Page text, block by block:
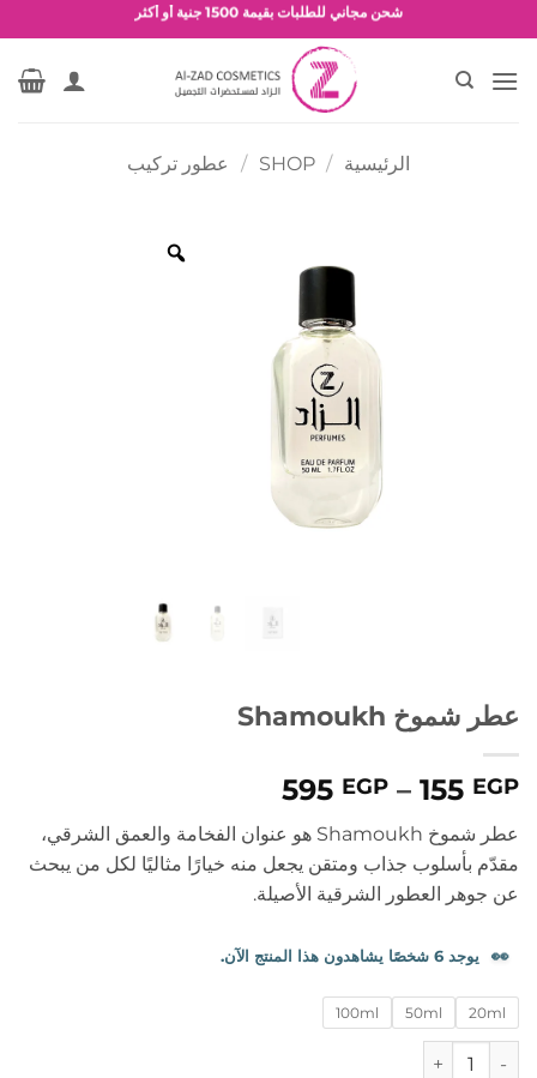
للمحتوى
شحن مجاني للطلبات بقيمة 1500 جنية أو أكثر
عروض وخصومات حصرية
الرئيسية /
SHOP
/ عطور تركيب
عطر شموخ Shamoukh
155 EGP
–
595 EGP
نطاق
السعر:
من
خلال
عطر شموخ Shamoukh هو عنوان الفخامة والعمق الشرقي،
مقدّم بأسلوب جذاب ومتقن يجعل منه خيارًا مثاليًا لكل من يبحث
عن جوهر العطور الشرقية الأصيلة.
👀 يوجد 6 شخصًا يشاهدون هذا المنتج الآن.
20ml
50ml
100ml
كمية عطر شموخ Shamoukh